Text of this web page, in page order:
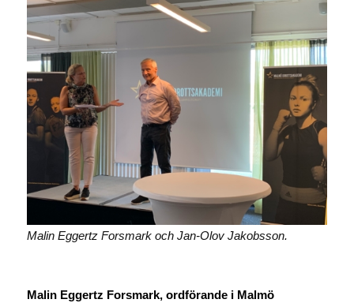
Malin Eggertz Forsmark och Jan-Olov Jakobsson.
Malin Eggertz Forsmark, ordförande i Malmö